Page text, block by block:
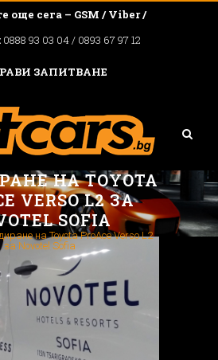
още сега – GSM / Viber /
0888 93 03 04 / 0893 67 97 12
ЗАПИТВАНЕ
НА TOYOTA
VERSO L2 ЗА
SOFIA
на Toyota ProAce Verso L2
за Novotel Sofia